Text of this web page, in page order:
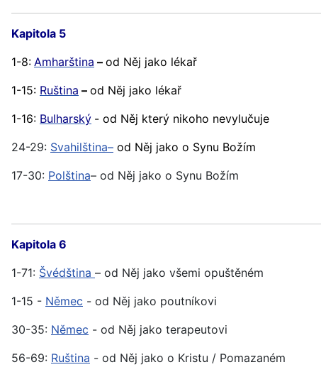
Kapitola 5
1-8: Amharština – od Něj jako lékař
1-15: Ruština – od Něj jako lékař
1-16: Bulharský - od Něj který nikoho nevylučuje
24-29: Svahilština– od Něj jako o Synu Božím
17-30: Polština– od Něj jako o Synu Božím
Kapitola 6
1-71: Švédština – od Něj jako všemi opuštěném
1-15 - Němec - od Něj jako poutníkovi
30-35: Němec - od Něj jako terapeutovi
56-69: Ruština - od Něj jako o Kristu / Pomazaném